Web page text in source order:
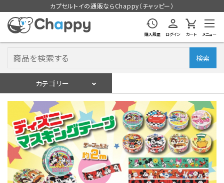
カプセルトイの通販ならChappy（チャッピー）
購入履歴 ログイン カート メニュー
検索
カテゴリー
ログイン 会員登録
入荷スケジュールをチェック
カプセルトイマシン本体